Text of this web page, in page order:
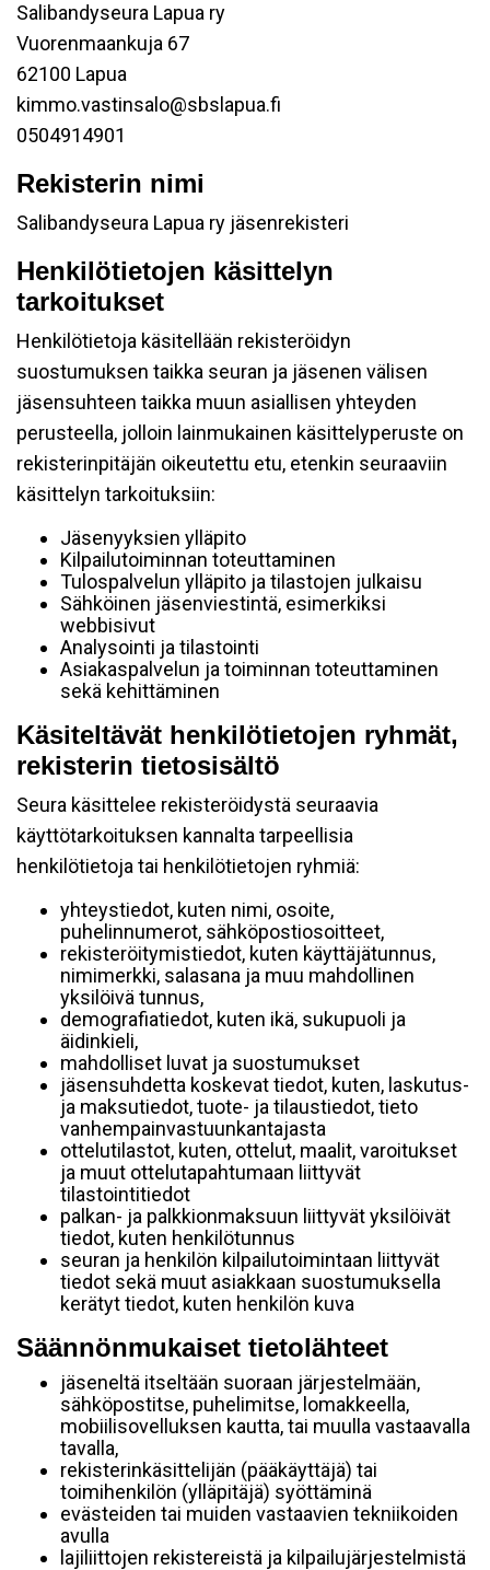
Salibandyseura Lapua ry
Vuorenmaankuja 67
62100 Lapua
kimmo.vastinsalo@sbslapua.fi
0504914901
Rekisterin nimi
Salibandyseura Lapua ry jäsenrekisteri
Henkilötietojen käsittelyn
tarkoitukset
Henkilötietoja käsitellään rekisteröidyn
suostumuksen taikka seuran ja jäsenen välisen
jäsensuhteen taikka muun asiallisen yhteyden
perusteella, jolloin lainmukainen käsittelyperuste on
rekisterinpitäjän oikeutettu etu, etenkin seuraaviin
käsittelyn tarkoituksiin:
Jäsenyyksien ylläpito
Kilpailutoiminnan toteuttaminen
Tulospalvelun ylläpito ja tilastojen julkaisu
Sähköinen jäsenviestintä, esimerkiksi
webbisivut
Analysointi ja tilastointi
Asiakaspalvelun ja toiminnan toteuttaminen
sekä kehittäminen
Käsiteltävät henkilötietojen ryhmät,
rekisterin tietosisältö
Seura käsittelee rekisteröidystä seuraavia
käyttötarkoituksen kannalta tarpeellisia
henkilötietoja tai henkilötietojen ryhmiä:
yhteystiedot, kuten nimi, osoite,
puhelinnumerot, sähköpostiosoitteet,
rekisteröitymistiedot, kuten käyttäjätunnus,
nimimerkki, salasana ja muu mahdollinen
yksilöivä tunnus,
demografiatiedot, kuten ikä, sukupuoli ja
äidinkieli,
mahdolliset luvat ja suostumukset
jäsensuhdetta koskevat tiedot, kuten, laskutus-
ja maksutiedot, tuote- ja tilaustiedot, tieto
vanhempainvastuunkantajasta
ottelutilastot, kuten, ottelut, maalit, varoitukset
ja muut ottelutapahtumaan liittyvät
tilastointitiedot
palkan- ja palkkionmaksuun liittyvät yksilöivät
tiedot, kuten henkilötunnus
seuran ja henkilön kilpailutoimintaan liittyvät
tiedot sekä muut asiakkaan suostumuksella
kerätyt tiedot, kuten henkilön kuva
Säännönmukaiset tietolähteet
jäseneltä itseltään suoraan järjestelmään,
sähköpostitse, puhelimitse, lomakkeella,
mobiilisovelluksen kautta, tai muulla vastaavalla
tavalla,
rekisterinkäsittelijän (pääkäyttäjä) tai
toimihenkilön (ylläpitäjä) syöttäminä
evästeiden tai muiden vastaavien tekniikoiden
avulla
lajiliittojen rekistereistä ja kilpailujärjestelmistä